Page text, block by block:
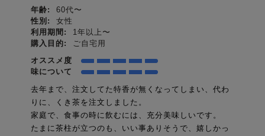
年齢:
60代〜
性別:
女性
利用期間:
1年以上〜
購入目的:
ご自宅用
オススメ度
味について
去年まで、注文してた特香が無くなってしまい、代わ
りに、くき茶を注文しました。
家庭で、食事の時に飲むには、充分美味しいです。
たまに茶柱が立つのも、いい事ありそうで、嬉しかっ